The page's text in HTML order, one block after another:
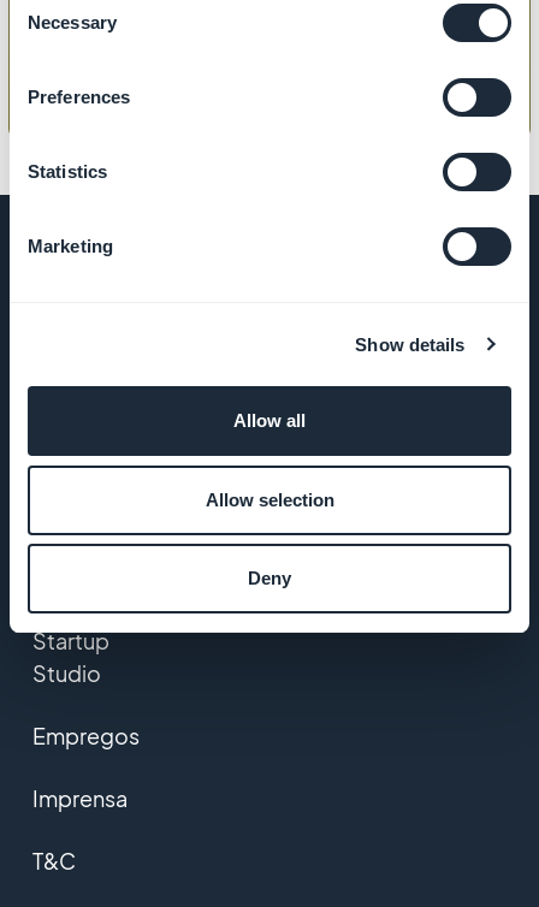
Selection
Necessary
Preferences
Statistics
Marketing
Show details
Allow all
Allow selection
Deny
Sobre nós
Suporte
DNA da
Startup
Studio
Empregos
Imprensa
T&C